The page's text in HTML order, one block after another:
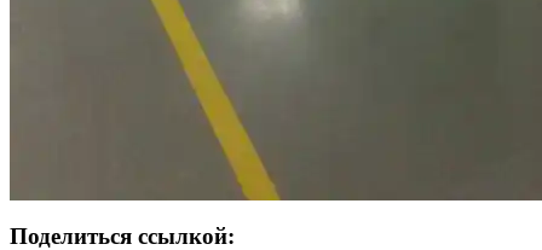
Поделиться ссылкой: